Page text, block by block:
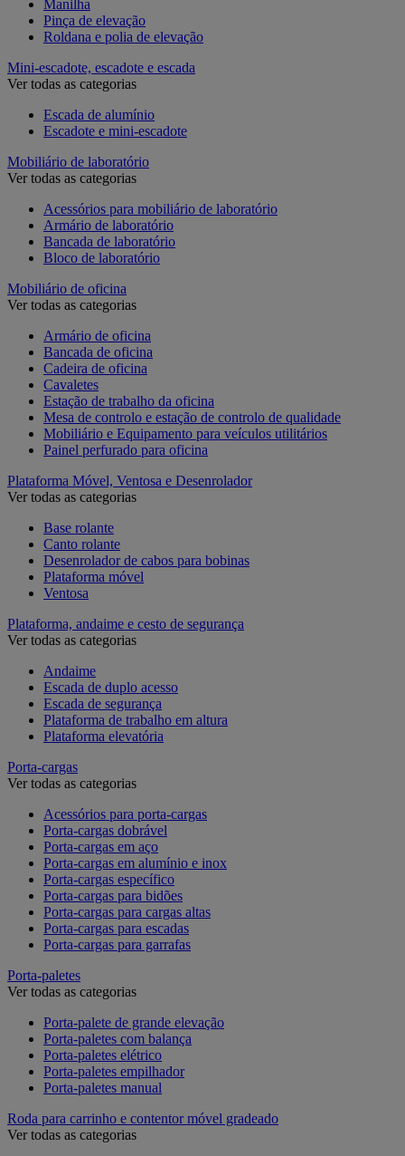
Manilha
Pinça de elevação
Roldana e polia de elevação
Mini-escadote, escadote e escada
Ver todas as categorias
Escada de alumínio
Escadote e mini-escadote
Mobiliário de laboratório
Ver todas as categorias
Acessórios para mobiliário de laboratório
Armário de laboratório
Bancada de laboratório
Bloco de laboratório
Mobiliário de oficina
Ver todas as categorias
Armário de oficina
Bancada de oficina
Cadeira de oficina
Cavaletes
Estação de trabalho da oficina
Mesa de controlo e estação de controlo de qualidade
Mobiliário e Equipamento para veículos utilitários
Painel perfurado para oficina
Plataforma Móvel, Ventosa e Desenrolador
Ver todas as categorias
Base rolante
Canto rolante
Desenrolador de cabos para bobinas
Plataforma móvel
Ventosa
Plataforma, andaime e cesto de segurança
Ver todas as categorias
Andaime
Escada de duplo acesso
Escada de segurança
Plataforma de trabalho em altura
Plataforma elevatória
Porta-cargas
Ver todas as categorias
Acessórios para porta-cargas
Porta-cargas dobrável
Porta-cargas em aço
Porta-cargas em alumínio e inox
Porta-cargas específico
Porta-cargas para bidões
Porta-cargas para cargas altas
Porta-cargas para escadas
Porta-cargas para garrafas
Porta-paletes
Ver todas as categorias
Porta-palete de grande elevação
Porta-paletes com balança
Porta-paletes elétrico
Porta-paletes empilhador
Porta-paletes manual
Roda para carrinho e contentor móvel gradeado
Ver todas as categorias